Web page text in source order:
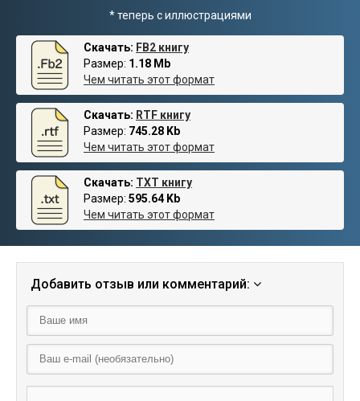
* теперь с иллюстрациями
Скачать: FB2 книгу
Размер: 1.18 Mb
Чем читать этот формат
Скачать: RTF книгу
Размер: 745.28 Kb
Чем читать этот формат
Скачать: TXT книгу
Размер: 595.64 Kb
Чем читать этот формат
Добавить отзыв или комментарий: